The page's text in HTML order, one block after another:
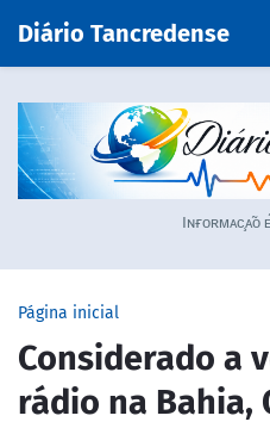
Diário Tancredense
Iɴғᴏʀᴍᴀᴄ̧ᴀ̃ᴏ
Página inicial
Considerado a
rádio na Bahia,